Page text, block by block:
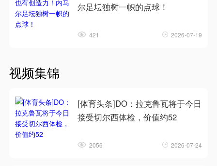
尔足坛独树一帜的点球！
421 2026-07-19
视频集锦
[体育头条]DO：拉克鲁瓦将于今日
接受切尔西体检，价值约52
2056 2026-07-24